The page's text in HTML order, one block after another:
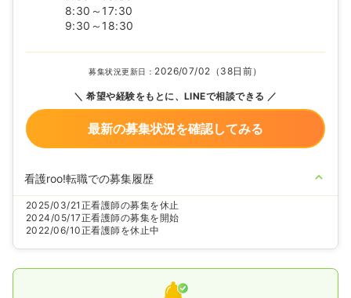
8:30～17:30
9:30～18:30
募集状況更新日： 2026/07/02（38日前）
希望や経験をもとに、LINEで相談できる
最新の募集状況を確認してみる
看護roo!転職での募集履歴
2025/03/21 正看護師の募集を休止
2024/05/17正看護師の募集を開始
2022/06/10正看護師を休止中